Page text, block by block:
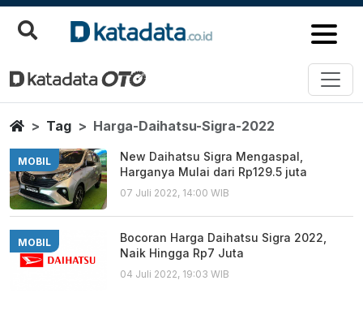
Harga Daihatsu Sigra 2022
Berita Terbaru
HomeTag Harga-Daihatsu-Sigra-2022
MOBIL
New Daihatsu Sigra Mengaspal,
Harganya Mulai dari Rp129.5 juta
07 Juli 2022, 14:00 WIB
MOBIL
Bocoran Harga Daihatsu Sigra 2022,
Naik Hingga Rp7 Juta
04 Juli 2022, 19:03 WIB